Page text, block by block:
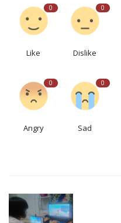
0
Like
0
Dislike
0
Angry
0
Sad